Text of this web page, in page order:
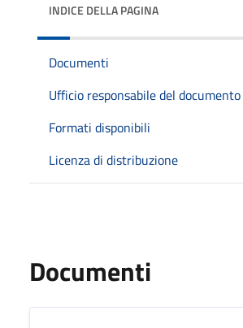
INDICE DELLA PAGINA
Documenti
Ufficio responsabile del documento
Formati disponibili
Licenza di distribuzione
Documenti